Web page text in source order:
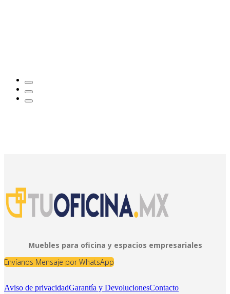
Muebles para oficina y espacios empresariales
Envíanos Mensaje por WhatsApp
Aviso de privacidadGarantía y DevolucionesContacto